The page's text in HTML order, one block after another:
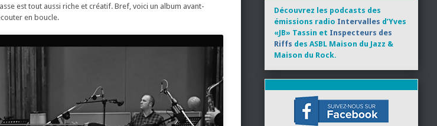
est tout aussi riche et créatif. Bref, voici un album avant-
en boucle.
Découvrez les podcasts des
émissions radio Intervalles d’Yves
«JB» Tassin et Inspecteurs des
Riffs des ASBL Maison du Jazz &
Maison du Rock.